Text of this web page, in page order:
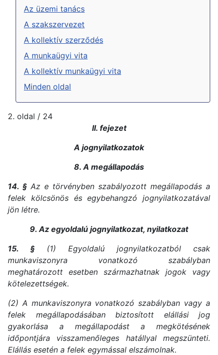
Az üzemi tanács
A szakszervezet
A kollektív szerződés
A munkaügyi vita
A kollektív munkaügyi vita
Minden oldal
2. oldal / 24
II. fejezet
A jognyilatkozatok
8. A megállapodás
14. § Az e törvényben szabályozott megállapodás a
felek kölcsönös és egybehangzó jognyilatkozatával
jön létre.
9. Az egyoldalú jognyilatkozat, nyilatkozat
15. § (1) Egyoldalú jognyilatkozatból csak
munkaviszonyra vonatkozó szabályban
meghatározott esetben származhatnak jogok vagy
kötelezettségek.
(2) A munkaviszonyra vonatkozó szabályban vagy a
felek megállapodásában biztosított elállási jog
gyakorlása a megállapodást a megkötésének
időpontjára visszamenőleges hatállyal megszünteti.
Elállás esetén a felek egymással elszámolnak.